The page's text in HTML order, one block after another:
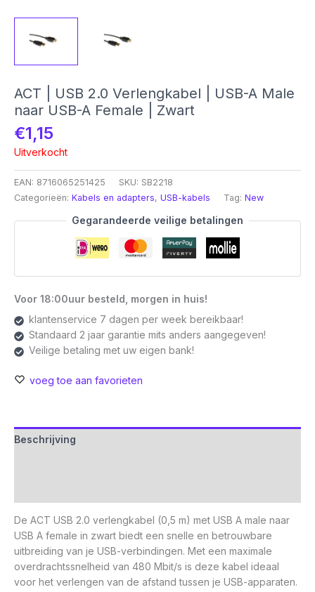
ACT | USB 2.0 Verlengkabel | USB-A Male
naar USB-A Female | Zwart
€1,15
Uitverkocht
EAN: 8716065251425 SKU: SB2218
Categorieën: Kabels en adapters, USB-kabels Tag: New
Gegarandeerde veilige betalingen
Voor 18:00uur besteld, morgen in huis!
klantenservice 7 dagen per week bereikbaar!
Standaard 2 jaar garantie mits anders aangegeven!
Veilige betaling met uw eigen bank!
voeg toe aan favorieten
Beschrijving
De ACT USB 2.0 verlengkabel (0,5 m) met USB A male naar
USB A female in zwart biedt een snelle en betrouwbare
uitbreiding van je USB-verbindingen. Met een maximale
overdrachtssnelheid van 480 Mbit/s is deze kabel ideaal
voor het verlengen van de afstand tussen je USB-apparaten.